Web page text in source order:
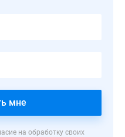
мне
на обработку своих